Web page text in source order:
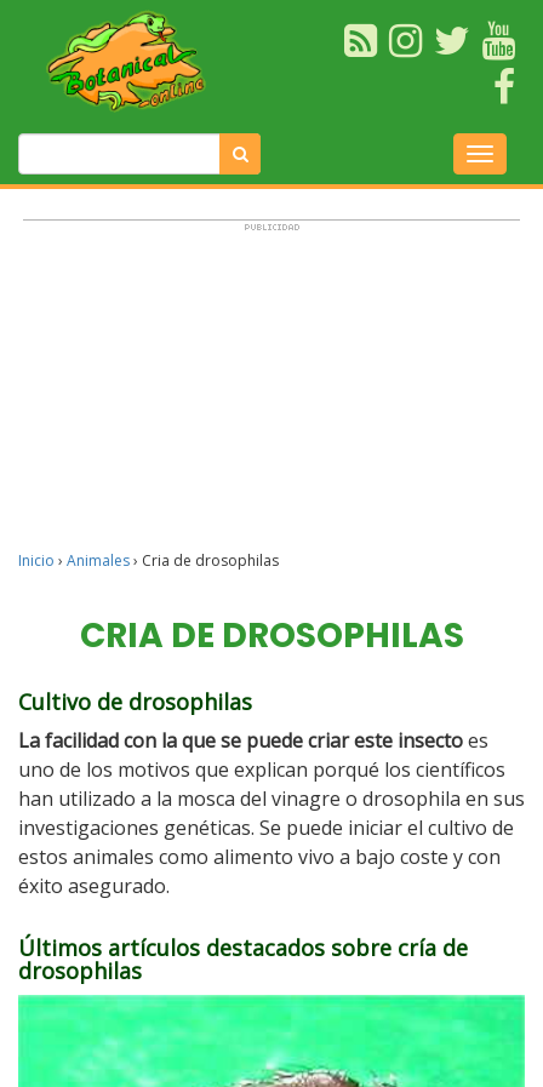
Inicio › Animales› Cria de drosophilas
CRIA DE DROSOPHILAS
Cultivo de drosophilas
La facilidad con la que se puede criar este insectoes
uno de los motivos que explican porqué los científicos
han utilizado a la mosca del vinagre o drosophila en sus
investigaciones genéticas. Se puede iniciar el cultivo de
estos animales como alimento vivo a bajo coste y con
éxito asegurado.
Últimos artículos destacados sobre cría de
drosophilas